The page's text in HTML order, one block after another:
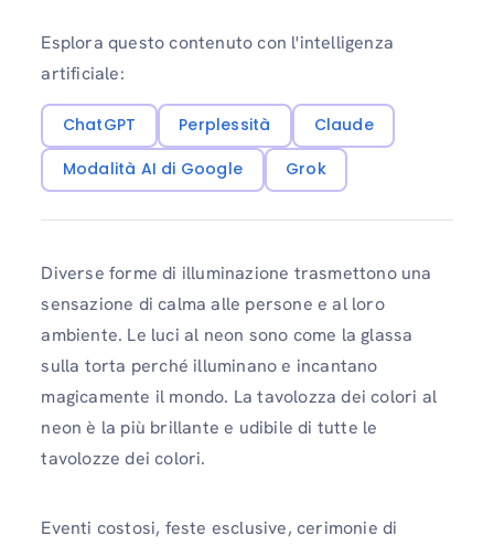
Esplora questo contenuto con l'intelligenza
artificiale:
ChatGPT Perplessità
Claude
Modalità AI di Google
Grok
Diverse forme di illuminazione trasmettono una
sensazione di calma alle persone e al loro
ambiente. Le luci al neon sono come la glassa
sulla torta perché illuminano e incantano
magicamente il mondo. La tavolozza dei colori al
neon è la più brillante e udibile di tutte le
tavolozze dei colori.
Eventi costosi, feste esclusive, cerimonie di